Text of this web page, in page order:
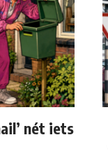
nét iets